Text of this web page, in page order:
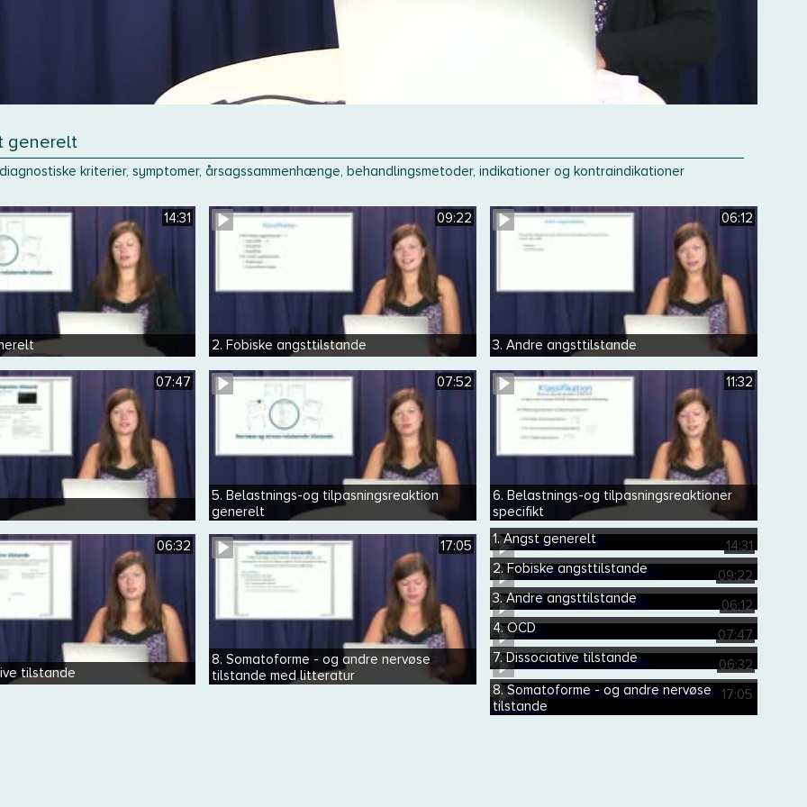
generelt
kriterier, symptomer, årsagssammenhænge, behandlingsmetoder, indikationer og kontraindikationer
14:31 09:22
2. Fobiske angsttilstande
06:12
3. Andre angsttilstande
07:47 07:52
5. Belastnings-og tilpasningsreaktion
generelt
11:32
6. Belastnings-og tilpasningsreaktioner
specifikt
06:32
tilstande
17:05
8. Somatoforme - og andre nervøse
tilstande med litteratur
14:31
1. Angst generelt
09:22
2. Fobiske angsttilstande
06:12
3. Andre angsttilstande
07:47
4. OCD
06:32
7. Dissociative tilstande
17:05
8. Somatoforme - og andre nervøse
tilstande